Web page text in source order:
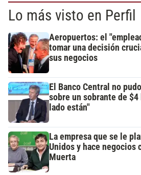
Lo más visto en Perfil
Aeropuertos: el
tomar una decisión
sus negocios
El Banco Central no
sobre un sobrante de
lado están"
La empresa que se le
Unidos y hace negocios
Muerta